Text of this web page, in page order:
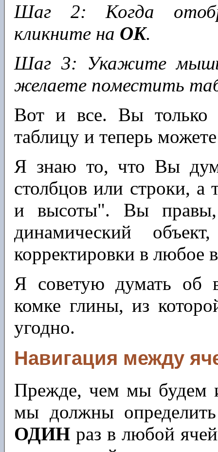
Шаг 2: Когда
кликните на OK.
Шаг 3: Укажите
желаете поместить
Вот и все. Вы только
таблицу и теперь
Я знаю то, что Вы
столбцов или строки, а
и высоты". Вы
динамический
корректировки в любое
Я советую думать об
комке глины, из
угодно.
Навигация между
Прежде, чем мы будем
мы должны
ОДИН раз в любой